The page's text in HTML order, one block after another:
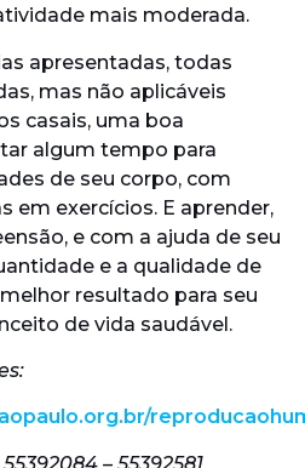
mais moderada.
apresentadas, todas
mas não aplicáveis
casais, uma boa
algum tempo para
de seu corpo, com
em exercícios. E aprender,
e com a ajuda de seu
e a qualidade de
resultado para seu
de vida saudável.